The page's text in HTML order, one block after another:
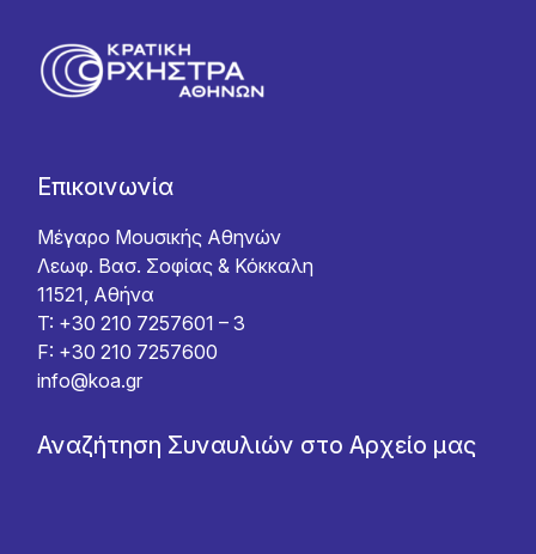
Επικοινωνία
Μέγαρο Μουσικής Αθηνών
Λεωφ. Βασ. Σοφίας & Κόκκαλη
11521, Αθήνα
T: +30 210 7257601 – 3
F: +30 210 7257600
info@koa.gr
Αναζήτηση Συναυλιών στο Αρχείο μας